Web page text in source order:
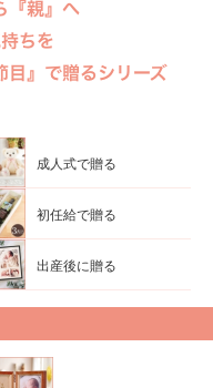
成人式で贈る
初任給で贈る
出産後に贈る